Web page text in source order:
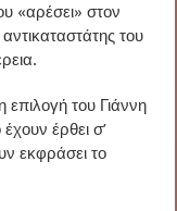
«αρέσει» στον
του
του Γιάννη
έρθει σ’
εκφράσει το